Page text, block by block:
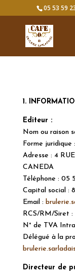
05 53 59
1.
Editeur :
Nom ou raison
Forme juridique
Adresse : 4
CANEDA
Téléphone : 05
Capital social :
Email :
RCS/RM/Siret :
N° de TVA
Délégué à la
Directeur de